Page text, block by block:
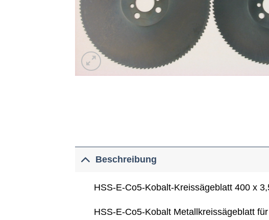
Beschreibung
HSS-E-Co5-Kobalt-Kreissägeblatt 400 x
HSS-E-Co5-Kobalt Metallkreissägeblatt